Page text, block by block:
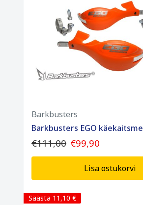
Barkbusters
Barkbusters EGO
€111,00 €99,90
Lisa ostukorvi
Säästa 11,10 €